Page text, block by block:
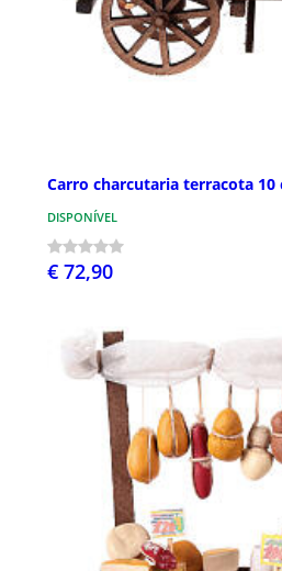
Carro charcutaria terracota
DISPONÍVEL
€ 72,90